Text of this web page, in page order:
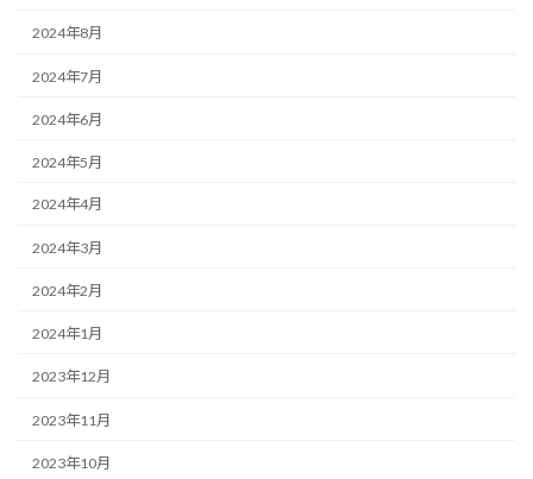
2024年8月
2024年7月
2024年6月
2024年5月
2024年4月
2024年3月
2024年2月
2024年1月
2023年12月
2023年11月
2023年10月